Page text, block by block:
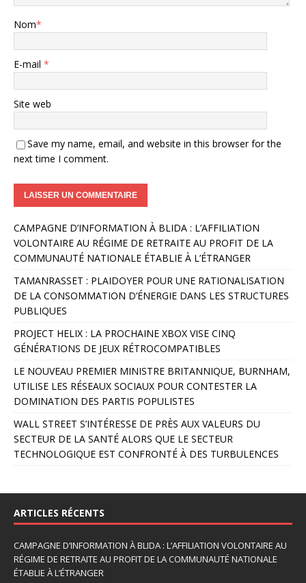
Nom*
E-mail *
Site web
Save my name, email, and website in this browser for the
next time I comment.
l
t
e
r
n
a
t
i
v
e
:
CAMPAGNE D’INFORMATION À BLIDA : L’AFFILIATION
VOLONTAIRE AU RÉGIME DE RETRAITE AU PROFIT DE LA
COMMUNAUTÉ NATIONALE ÉTABLIE À L’ÉTRANGER
TAMANRASSET : PLAIDOYER POUR UNE RATIONALISATION
DE LA CONSOMMATION D’ÉNERGIE DANS LES STRUCTURES
PUBLIQUES
PROJECT HELIX : LA PROCHAINE XBOX VISE CINQ
GÉNÉRATIONS DE JEUX RÉTROCOMPATIBLES
LE NOUVEAU PREMIER MINISTRE BRITANNIQUE, BURNHAM,
UTILISE LES RÉSEAUX SOCIAUX POUR CONTESTER LA
DOMINATION DES PARTIS POPULISTES
WALL STREET S’INTÉRESSE DE PRÈS AUX VALEURS DU
SECTEUR DE LA SANTÉ ALORS QUE LE SECTEUR
TECHNOLOGIQUE EST CONFRONTÉ À DES TURBULENCES
ARTICLES RÉCENTS
CAMPAGNE D’INFORMATION À BLIDA : L’AFFILIATION VOLONTAIRE AU
RÉGIME DE RETRAITE AU PROFIT DE LA COMMUNAUTÉ NATIONALE
ÉTABLIE À L’ÉTRANGER